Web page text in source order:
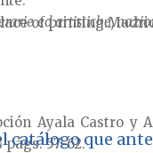
ed artistiche,
Ayala Castro y
págs. 57-62.
of printing
catálogo que